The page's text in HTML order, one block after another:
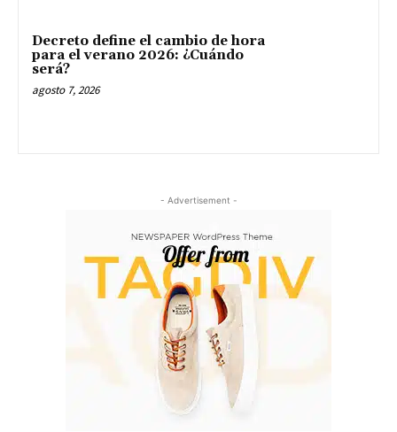
Decreto define el cambio de hora
para el verano 2026: ¿Cuándo
será?
agosto 7, 2026
- Advertisement -